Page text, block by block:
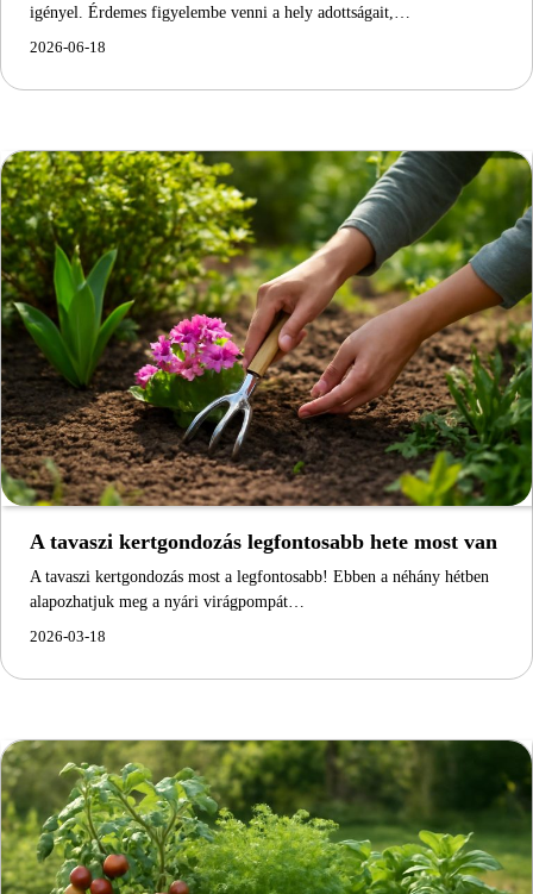
igényel. Érdemes figyelembe venni a hely adottságait,…
2026-06-18
A tavaszi kertgondozás legfontosabb hete most van
A tavaszi kertgondozás most a legfontosabb! Ebben a néhány hétben
alapozhatjuk meg a nyári virágpompát…
2026-03-18